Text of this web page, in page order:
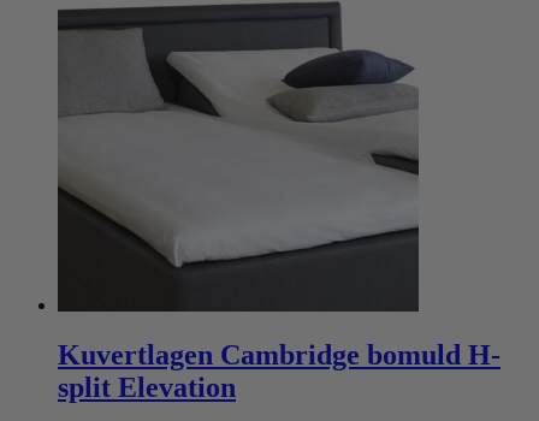
Kuvertlagen Cambridge bomuld H-
split Elevation